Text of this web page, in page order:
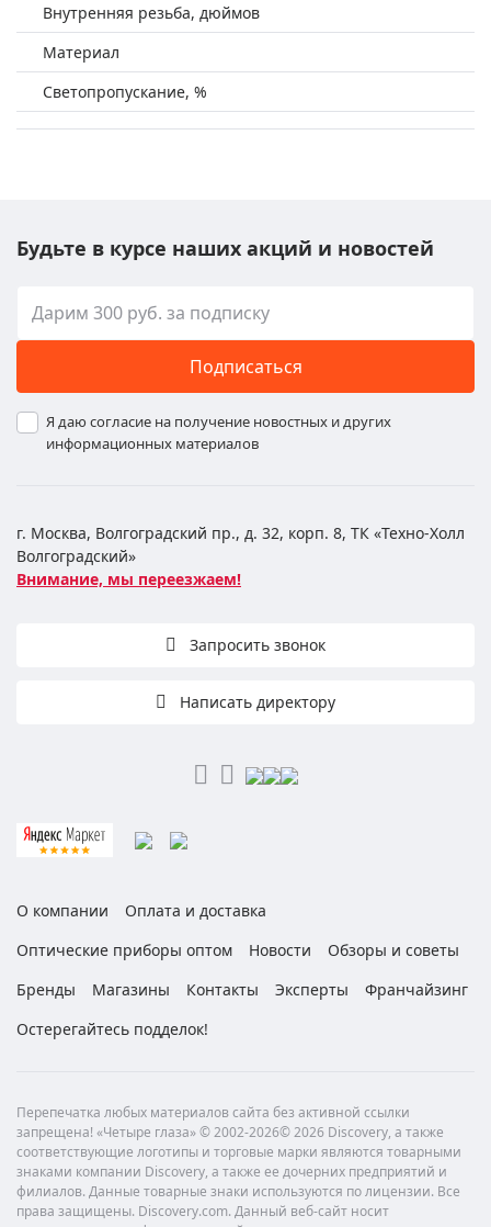
Внутренняя резьба, дюймов
Материал
Светопропускание, %
Будьте в курсе наших акций и новостей
Подписаться
Я даю согласие на получение новостных и других
информационных материалов
г. Москва, Волгоградский пр., д. 32, корп. 8, ТК «Техно-Холл
Волгоградский»
Внимание, мы переезжаем!
Запросить звонок
Написать директору
О компании
Оплата и доставка
Оптические приборы оптом
Новости
Обзоры и советы
Бренды
Магазины Контакты Эксперты
Франчайзинг
Остерегайтесь подделок!
Перепечатка любых материалов сайта без активной ссылки
запрещена! «Четыре глаза» © 2002-2026© 2026 Discovery, а также
соответствующие логотипы и торговые марки являются товарными
знаками компании Discovery, а также ее дочерних предприятий и
филиалов. Данные товарные знаки используются по лицензии. Все
права защищены. Discovery.com. Данный веб-сайт носит